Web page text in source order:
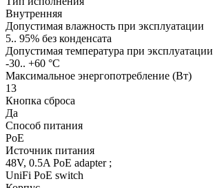
Внутренняя
Допустимая влажность при эксплуатации
5.. 95% без конденсата
Допустимая температура при эксплуатации
-30.. +60 °C
Максимальное энергопотребление (Вт)
13
Кнопка сброса
Да
Способ питания
PoE
Источник питания
48V, 0.5A PoE adapter ;
UniFi PoE switch